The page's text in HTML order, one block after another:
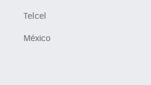
Telcel
México